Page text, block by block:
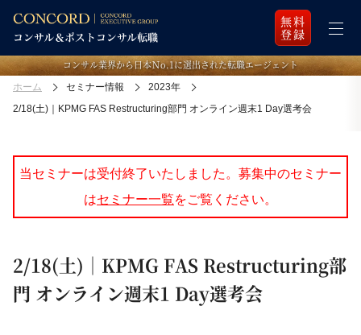
無料
登録
コンサル業界から日本Ｎo.1に選出された転職エージェント
ホーム セミナー情報
2023年
2/18(土)｜KPMG FAS Restructuring部門 オンライン週末1 Day選考会
当セミナーは受付終了いたしました。募集中のセミナー
はセミナー一覧をご覧ください。
2/18(土)｜KPMG FAS Restructuring部
門 オンライン週末1 Day選考会